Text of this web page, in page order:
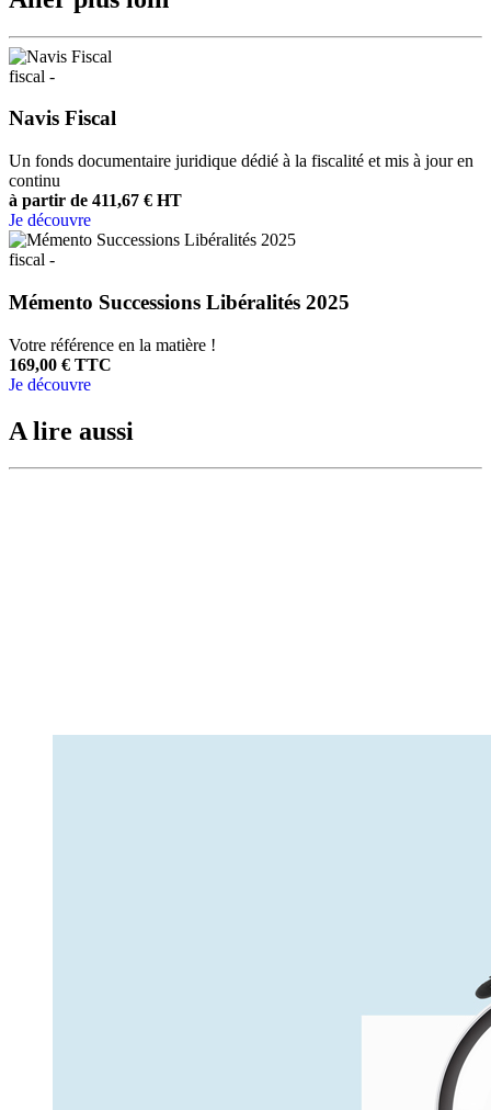
fiscal -
Navis Fiscal
Un fonds documentaire juridique dédié à la fiscalité et mis à jour en
continu
à partir de 411,67 € HT
Je découvre
fiscal -
Mémento Successions Libéralités 2025
Votre référence en la matière !
169,00 € TTC
Je découvre
A lire aussi